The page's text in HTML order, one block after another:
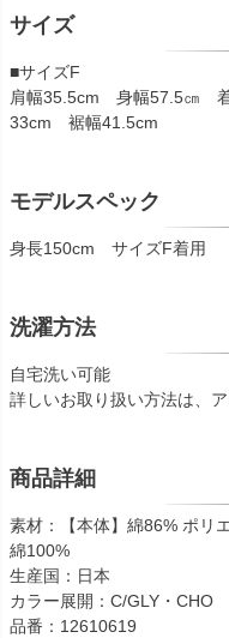
サイズ
■サイズF
肩幅35.5cm 身幅57.5㎝
33cm 裾幅41.5cm
モデルスペック
身長150cm サイズF着用
洗濯方法
自宅洗い可能
詳しいお取り扱い方法は、
商品詳細
素材：【本体】綿86% ポリ
綿100%
生産国：日本
カラー展開：C/GLY・CHO
品番：12610619